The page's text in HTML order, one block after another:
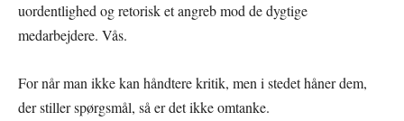
uordentlighed og retorisk et angreb mod de dygtige
medarbejdere. Vås.
For når man ikke kan håndtere kritik, men i stedet håner dem,
der stiller spørgsmål, så er det ikke omtanke.